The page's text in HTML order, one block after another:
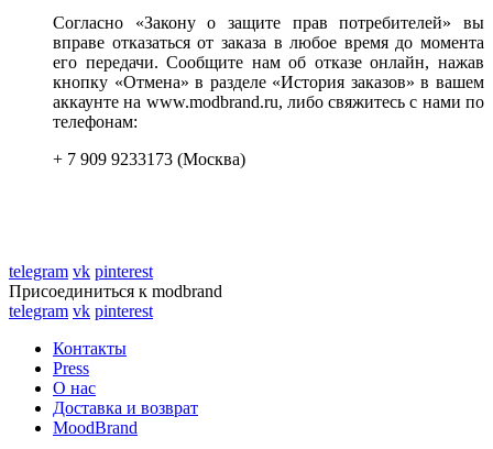
Согласно «Закону о защите прав потребителей» вы
вправе отказаться от заказа в любое время до момента
его передачи. Сообщите нам об отказе онлайн, нажав
кнопку «Отмена» в разделе «История заказов» в вашем
аккаунте на www.modbrand.ru, либо свяжитесь с нами по
телефонам:
+ 7 909 9233173 (Москва)
telegram vk pinterest
Присоединиться к modbrand
telegram vk pinterest
Контакты
Press
О нас
Доставка и возврат
MoodBrand